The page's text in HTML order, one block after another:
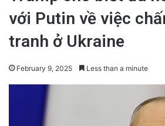
với Putin về việc
tranh ở Ukraine
February 9, 2025 Less than a minute